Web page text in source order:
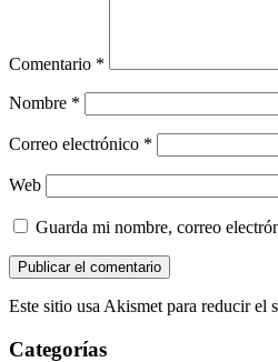
Comentario *
Nombre *
Correo electrónico *
Web
Guarda mi nombre, correo
Este sitio usa Akismet para reducir el
Categorías